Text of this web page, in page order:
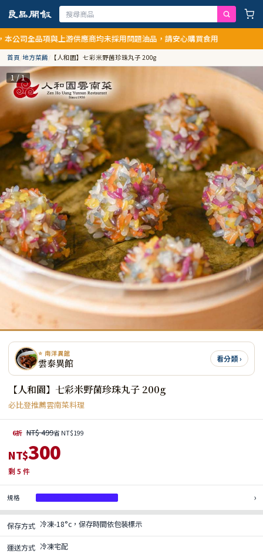
品項與上游供應商均未採用問題油品，請安心購買食用
首頁/地方菜餚/ 【人和園】七彩米野菌珍珠丸子 200g
1 / 1
⭐ 南洋異館
雲泰異館 看分類 ›
【人和園】七彩米野菌珍珠丸子 200g
必比登推薦雲南菜料理
6折 NT$ 499省 NT$199
NT$300
剩5 件
規格 ›
保存方式 冷凍-18°c，保存時間依包裝標示
運送方式 冷凍宅配